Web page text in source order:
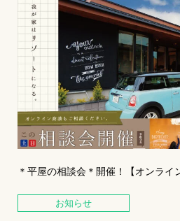
＊平屋の相談会＊開催！【オンライ
お知らせ